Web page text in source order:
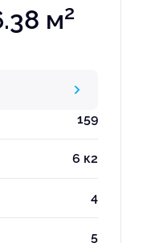
м2
159
6 к2
4
5